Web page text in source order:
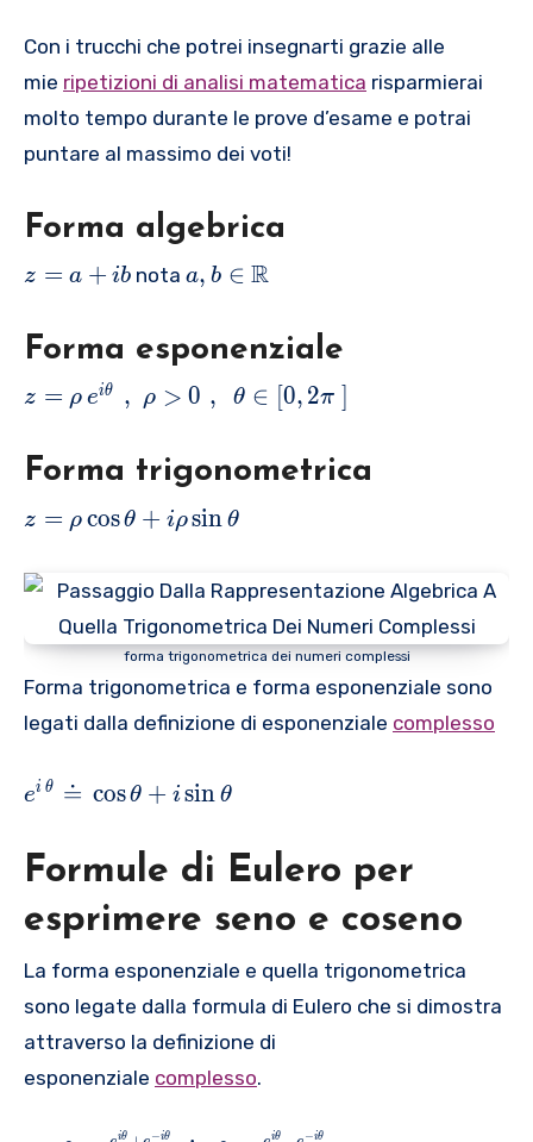
Con i trucchi che potrei insegnarti grazie alle
mie ripetizioni di analisi matematica risparmierai
molto tempo durante le prove d’esame e potrai
puntare al massimo dei voti!
Forma algebrica
z
a
+
b
z = a + ib notaa,
n
\
m
t
b
{
}
a, b ∈ R
Forma esponenziale
z
\
r
o
,
{
e
^
i
t
h
e
t
a
}
\
,
z = ρ eiθ , ρ > 0 , θ ∈ 0, 2π
Forma trigonometrica
z
\
r
o
\
c
\
h
e
t
+
i
r
h
z = ρ cosθ + iρsin θ
forma trigonometrica dei numeri complessi
Forma trigonometrica e forma esponenziale sono
legati dalla definizione di esponenziale complesso
{
e
}
{
i
,
\
t
ei θ ≐ cosθ + isin θ
Formule di Eulero per
esprimere seno e coseno
La forma esponenziale e quella trigonometrica
sono legate dalla formula di Eulero che si dimostra
attraverso la definizione di
esponenziale complesso.
iθ −iθ iθ −iθ